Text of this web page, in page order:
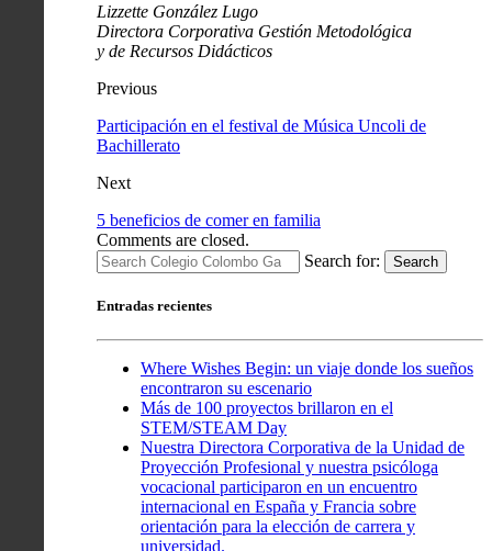
Lizzette González Lugo
Directora Corporativa Gestión Metodológica
y de Recursos Didácticos
Previous
Participación en el festival de Música Uncoli de
Bachillerato
Next
5 beneficios de comer en familia
Comments are closed.
Search for:
Search
Entradas recientes
Where Wishes Begin: un viaje donde los sueños
encontraron su escenario
Más de 100 proyectos brillaron en el
STEM/STEAM Day
Nuestra Directora Corporativa de la Unidad de
Proyección Profesional y nuestra psicóloga
vocacional participaron en un encuentro
internacional en España y Francia sobre
orientación para la elección de carrera y
universidad.